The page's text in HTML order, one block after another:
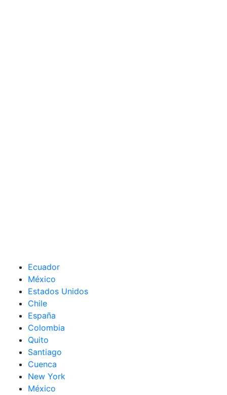
Ecuador
México
Estados Unidos
Chile
España
Colombia
Quito
Santiago
Cuenca
New York
México